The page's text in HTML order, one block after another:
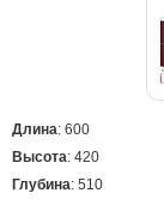
Длина: 600
Высота: 420
Глубина: 510